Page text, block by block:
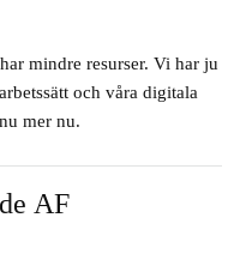
mindre resurser. Vi har ju
och våra digitala
mer nu.
AF